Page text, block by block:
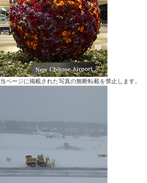
当ページに掲載された写真の無断転載を禁止します。